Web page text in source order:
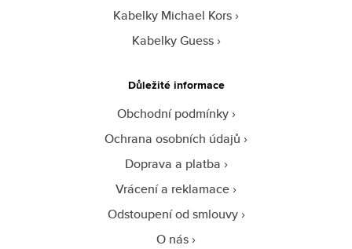
Kabelky Michael Kors
Kabelky Guess
Důležité informace
Obchodní podmínky
Ochrana osobních údajů
Doprava a platba
Vrácení a reklamace
Odstoupení od smlouvy
O nás